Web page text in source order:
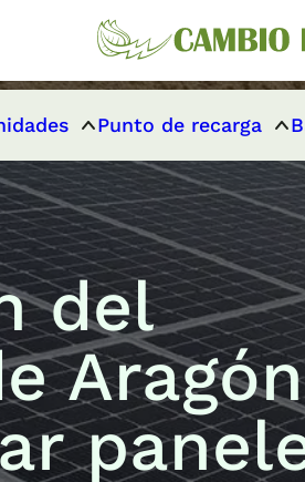
Punto de recarga
del
Aragón